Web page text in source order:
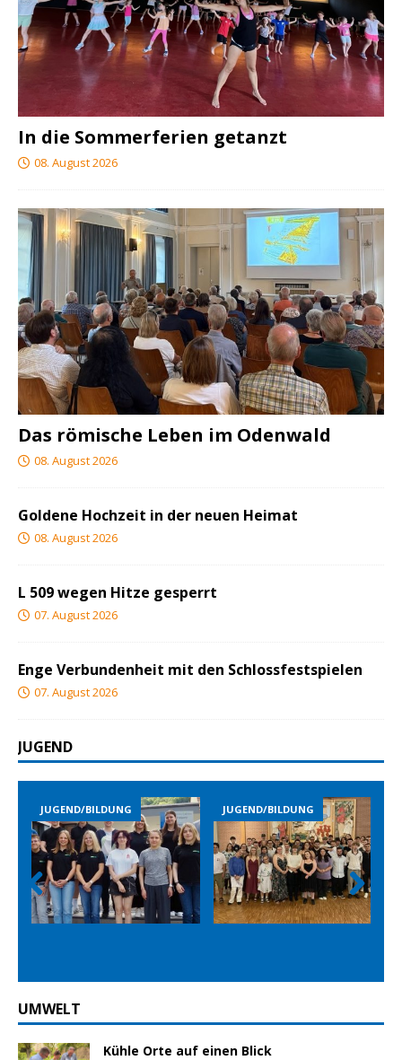
In die Sommerferien getanzt
08. August 2026
Das römische Leben im Odenwald
08. August 2026
Goldene Hochzeit in der neuen Heimat
08. August 2026
L 509 wegen Hitze gesperrt
07. August 2026
Enge Verbundenheit mit den Schlossfestspielen
07. August 2026
JUGEND
JUGEND/BILDUNG JUGEND/BILDUNG
Prev
ious
Nex
t
UMWELT
Kühle Orte auf einen Blick